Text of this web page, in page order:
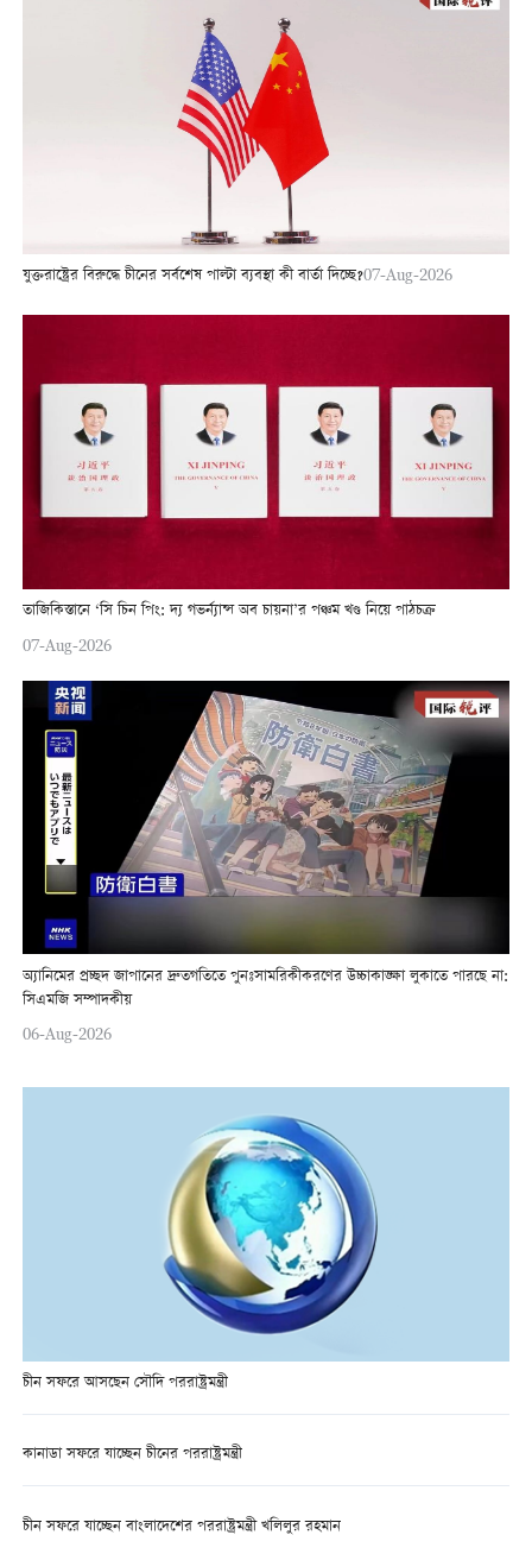
যুক্তরাষ্ট্রের বিরুদ্ধে চীনের সর্বশেষ পাল্টা ব্যবস্থা কী বার্তা দিচ্ছে?07-Aug-2026
তাজিকিস্তানে ‘সি চিন পিং: দ্য গভর্ন্যান্স অব চায়না’র পঞ্চম খণ্ড নিয়ে পাঠচক্র
07-Aug-2026
অ্যানিমের প্রচ্ছদ জাপানের দ্রুতগতিতে পুনঃসামরিকীকরণের উচ্চাকাঙ্ক্ষা লুকাতে পারছে না:
সিএমজি সম্পাদকীয়
06-Aug-2026
চীন সফরে আসছেন সৌদি পররাষ্ট্রমন্ত্রী
কানাডা সফরে যাচ্ছেন চীনের পররাষ্ট্রমন্ত্রী
চীন সফরে যাচ্ছেন বাংলাদেশের পররাষ্ট্রমন্ত্রী খলিলুর রহমান